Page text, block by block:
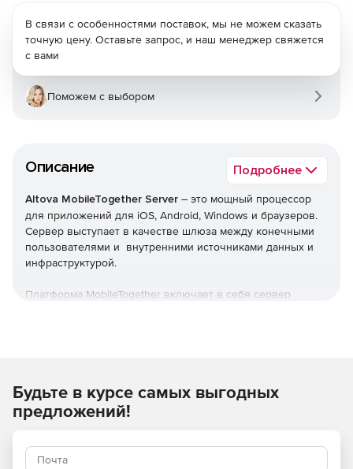
Описание Подробнее
Altova MobileTogether Server – это мощный процессор
для приложений для iOS, Android, Windows и браузеров.
Сервер выступает в качестве шлюза между конечными
пользователями и внутренними источниками данных и
инфраструктурой.
Платформа MobileTogether включает в себя сервер
кэширования, повышающие производительность, и
надежные параметры безопасности для приложений
предприятия.
Особенности Altova MobileTogether Server:
В связи с особенностями поставок, мы не можем сказать
точную цену. Оставьте запрос, и наш менеджер свяжется
с вами
Поможем с выбором
Будьте в курсе самых выгодных
предложений!